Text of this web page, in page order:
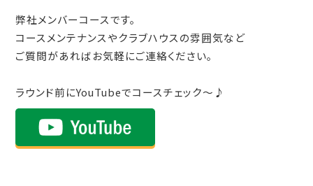
弊社メンバーコースです。
コースメンテナンスやクラブハウスの雰囲気など
ご質問があればお気軽にご連絡ください。
ラウンド前にYouTubeでコースチェック～♪